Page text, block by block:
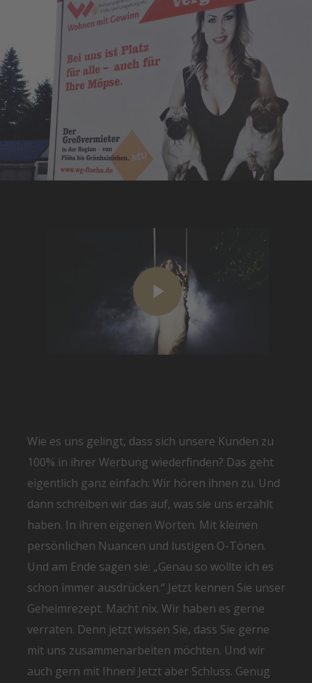
Wie es uns gelingt, dass sich unsere Kunden zu
100% in ihrer Werbung wiederfinden? Das geht
eigentlich ganz einfach: Wir hören ihnen zu. Und
dann schreiben wir das auf, was sie uns erzählt
haben. In ihren eigenen Worten. Mit kleinen
persönlichen Nuancen und lustigen O-Tönen.
Und am Ende sagen sie: „Genau so wollte ich es
schon immer ausdrücken.“ Jetzt kennen Sie unser
Geheimrezept. Macht nix. Wir haben es gerne
verraten. Denn jetzt wissen Sie, dass Sie gerne
mit uns zusammenarbeiten möchten. Und wir
auch gern mit Ihnen! Jetzt aber Schluss. Genug